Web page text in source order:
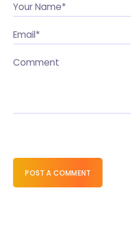
Your Name*
Email*
Comment
POST A COMMENT